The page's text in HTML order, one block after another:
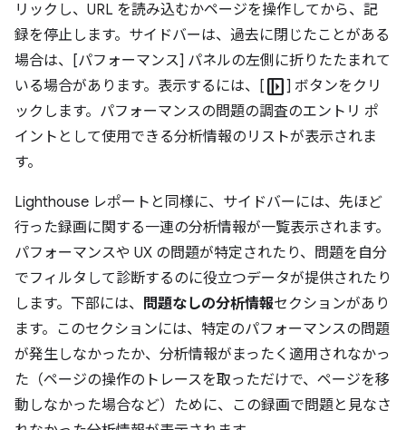
リックし、URL を読み込むかページを操作してから、記
録を停止します。サイドバーは、過去に閉じたことがある
場合は、[パフォーマンス] パネルの左側に折りたたまれて
いる場合があります。表示するには、[ left_panel_open ] ボタンをクリ
ックします。パフォーマンスの問題の調査のエントリ ポ
イントとして使用できる分析情報のリストが表示されま
す。
Lighthouse レポートと同様に、サイドバーには、先ほど
行った録画に関する一連の分析情報が一覧表示されます。
パフォーマンスや UX の問題が特定されたり、問題を自分
でフィルタして診断するのに役立つデータが提供されたり
します。下部には、
問題なしの分析情報セクションがあり
ます。このセクションには、特定のパフォーマンスの問題
が発生しなかったか、分析情報がまったく適用されなかっ
た（ページの操作のトレースを取っただけで、ページを移
動しなかった場合など）ために、この録画で問題と見なさ